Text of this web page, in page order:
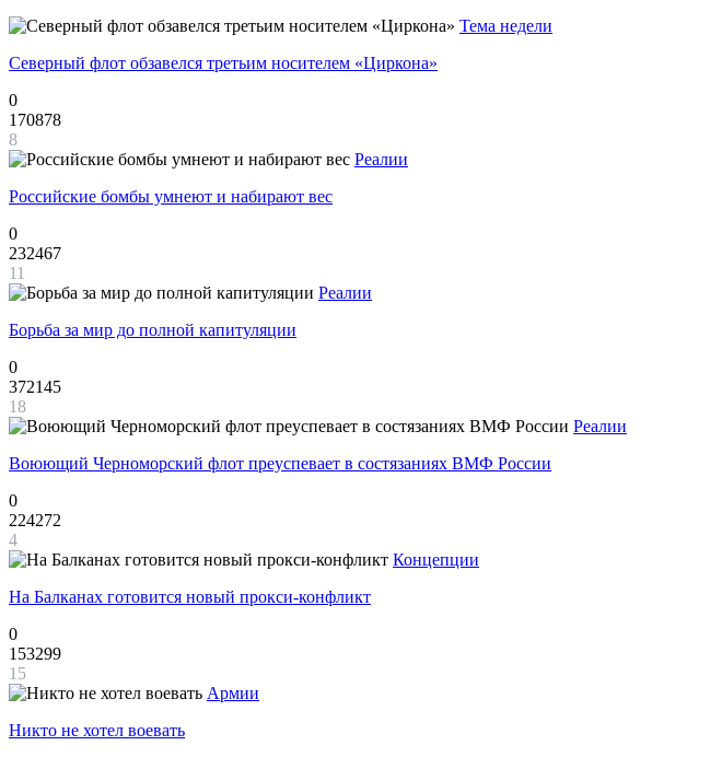
Тема недели
Северный флот обзавелся третьим носителем «Циркона»
0
170878
8
Реалии
Российские бомбы умнеют и набирают вес
0
232467
11
Реалии
Борьба за мир до полной капитуляции
0
372145
18
Реалии
Воюющий Черноморский флот преуспевает в состязаниях ВМФ России
0
224272
4
Концепции
На Балканах готовится новый прокси-конфликт
0
153299
15
Армии
Никто не хотел воевать